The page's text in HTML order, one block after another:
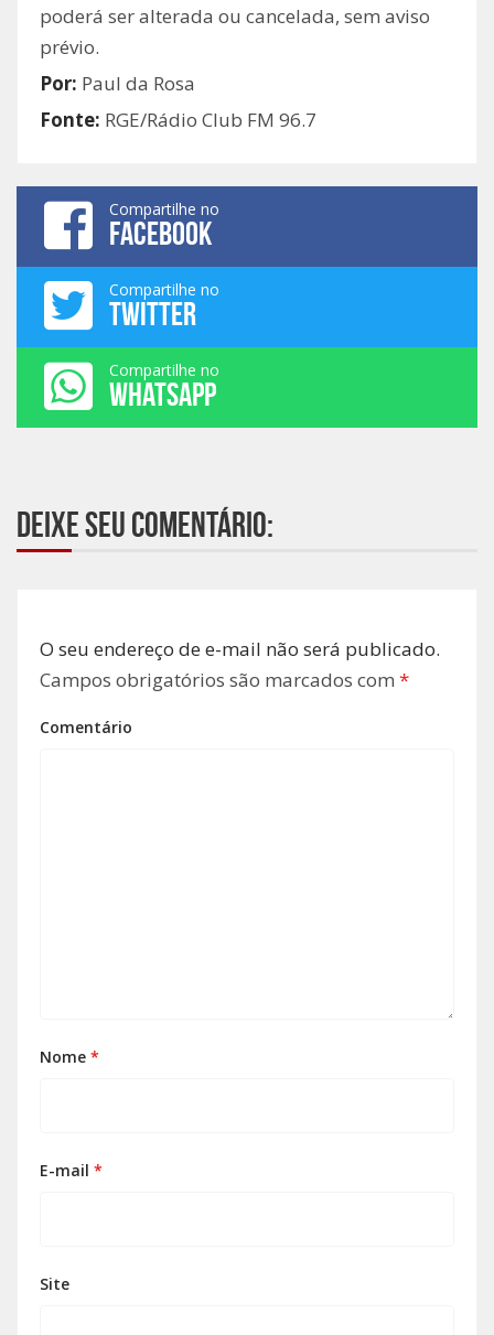
poderá ser alterada ou cancelada, sem aviso
prévio.
Por: Paul da Rosa
Fonte: RGE/Rádio Club FM 96.7
Compartilhe no
FACEBOOK
Compartilhe no
TWITTER
Compartilhe no
WHATSAPP
Deixe seu comentário:
O seu endereço de e-mail não será publicado.
Campos obrigatórios são marcados com *
Comentário
Nome *
E-mail *
Site